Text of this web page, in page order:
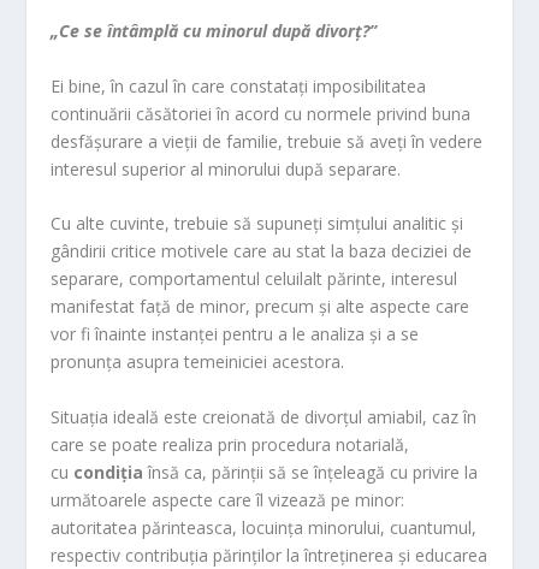
„Ce se întâmplă cu minorul după divorț?”
Ei bine, în cazul în care constatați imposibilitatea
continuării căsătoriei în acord cu normele privind buna
desfășurare a vieții de familie, trebuie să aveți în vedere
interesul superior al minorului după separare.
Cu alte cuvinte, trebuie să supuneți simțului analitic și
gândirii critice motivele care au stat la baza deciziei de
separare, comportamentul celuilalt părinte, interesul
manifestat față de minor, precum și alte aspecte care
vor fi înainte instanței pentru a le analiza și a se
pronunța asupra temeiniciei acestora.
Situația ideală este creionată de divorțul amiabil, caz în
care se poate realiza prin procedura notarială,
cu condiția însă ca, părinții să se înțeleagă cu privire la
următoarele aspecte care îl vizează pe minor:
autoritatea părinteasca, locuința minorului, cuantumul,
respectiv contribuția părinților la întreținerea și educarea